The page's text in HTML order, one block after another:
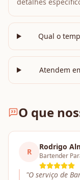
Qual o
Atendem
O que
R
Rodrigo
Bartender
"O serviço de